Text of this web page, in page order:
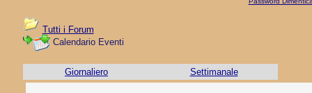
Tutti i Forum
Calendario Eventi
Giornaliero Settimanale